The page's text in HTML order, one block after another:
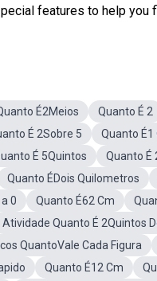
features to help you
É2Meios Quanto É 2
É 2Sobre 5 Quanto É1
É 5Quintos Quanto É
Quanto ÉDois Quilometros
0
Quanto É62 Cm
Atividade Quanto É 2Quintos
QuantoVale Cada Figura
Quanto É12 Cm